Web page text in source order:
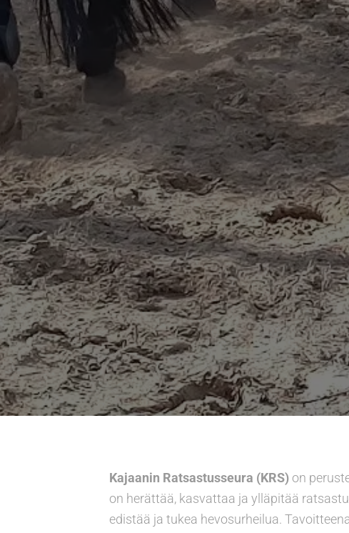
Kajaanin Ratsastusseura (KRS) on
on herättää, kasvattaa ja ylläpitää
edistää ja tukea hevosurheilua.